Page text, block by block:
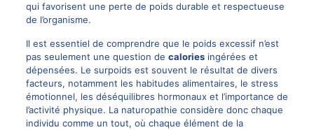
qui favorisent une perte de poids durable et respectueuse
de l’organisme.
Il est essentiel de comprendre que le poids excessif n’est
pas seulement une question de caloriesingérées et
dépensées. Le surpoids est souvent le résultat de divers
facteurs, notamment les habitudes alimentaires, le stress
émotionnel, les déséquilibres hormonaux et l’importance de
l’activité physique. La naturopathie considère donc chaque
individu comme un tout, où chaque élément de la